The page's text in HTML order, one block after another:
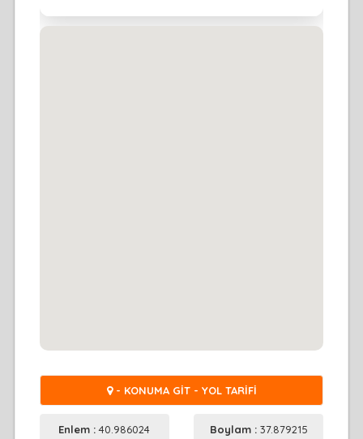
- KONUMA GİT - YOL TARİFİ
Enlem :40.986024 Boylam : 37.879215